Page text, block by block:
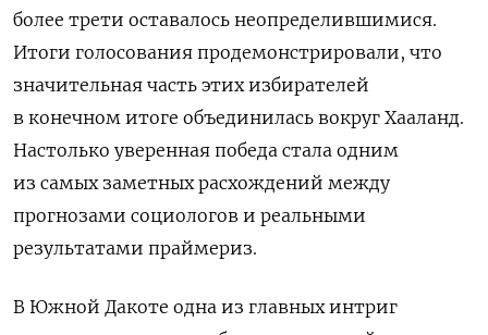
более трети оставалось неопределившимися.
Итоги голосования продемонстрировали, что
значительная часть этих избирателей
в конечном итоге объединилась вокруг Хааланд.
Настолько уверенная победа стала одним
из самых заметных расхождений между
прогнозами социологов и реальными
результатами праймериз.
В Южной Дакоте одна из главных интриг